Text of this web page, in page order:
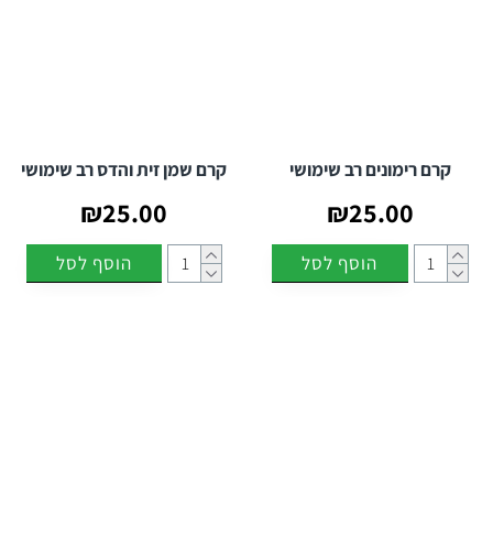
קרם רימונים רב שימושי
₪25.00
הוסף לסל
קרם שמן זית והדס רב שימושי
₪25.00
הוסף לסל